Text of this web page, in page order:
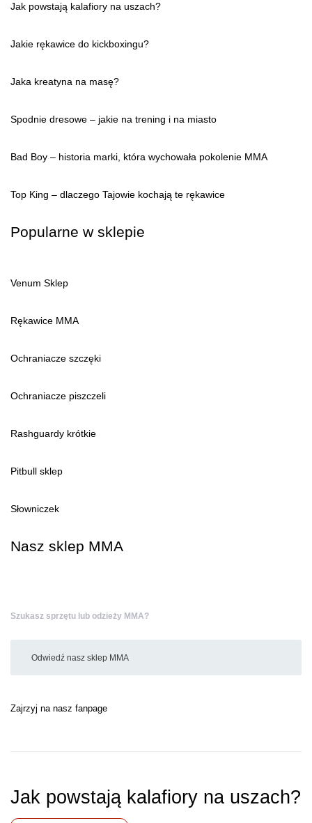
Jak powstają kalafiory na uszach?
Jakie rękawice do kickboxingu?
Jaka kreatyna na masę?
Spodnie dresowe – jakie na trening i na miasto
Bad Boy – historia marki, która wychowała pokolenie MMA
Top King – dlaczego Tajowie kochają te rękawice
Popularne w sklepie
Venum Sklep
Rękawice MMA
Ochraniacze szczęki
Ochraniacze piszczeli
Rashguardy krótkie
Pitbull sklep
Słowniczek
Nasz sklep MMA
Szukasz sprzętu lub odzieży MMA?
Odwiedź nasz sklep MMA
Zajrzyj na nasz fanpage
Jak powstają kalafiory na uszach?